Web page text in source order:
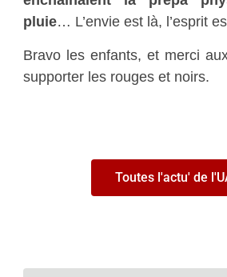
pluie… L’envie est là, l’esprit
Bravo les enfants, et merci
supporter les rouges et noirs.
Toutes l'actu' de